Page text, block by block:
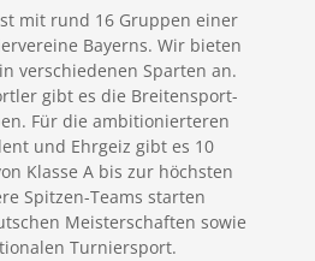
mit rund 16 Gruppen einer
Bayerns. Wir bieten
verschiedenen Sparten an.
gibt es die Breitensport-
Für die ambitionierteren
und Ehrgeiz gibt es 10
Klasse A bis zur höchsten
Spitzen-Teams starten
Meisterschaften sowie
Turniersport.